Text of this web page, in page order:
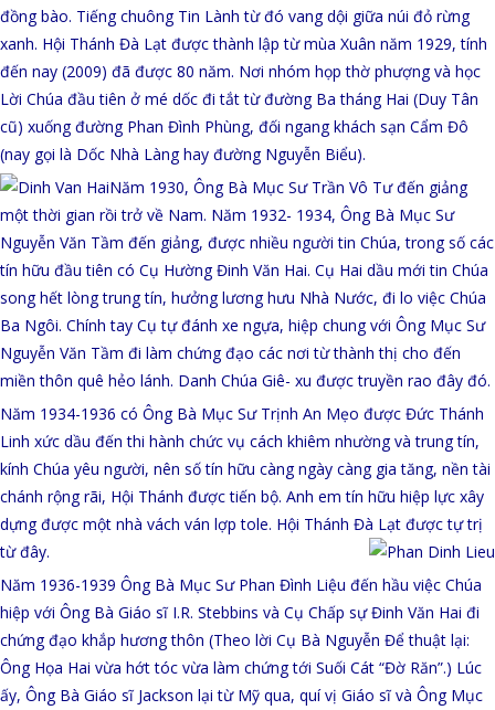
đồng bào. Tiếng chuông Tin Lành từ đó vang dội giữa núi đỏ rừng
xanh. Hội Thánh Đà Lạt được thành lập từ mùa Xuân năm 1929, tính
đến nay (2009) đã được 80 năm. Nơi nhóm họp thờ phượng và học
Lời Chúa đầu tiên ở mé dốc đi tắt từ đường Ba tháng Hai (Duy Tân
cũ) xuống đường Phan Đình Phùng, đối ngang khách sạn Cẩm Đô
(nay gọi là Dốc Nhà Làng hay đường Nguyễn Biểu).
Năm 1930, Ông Bà Mục Sư Trần Vô Tư đến giảng
một thời gian rồi trở về Nam. Năm 1932- 1934, Ông Bà Mục Sư
Nguyễn Văn Tầm đến giảng, được nhiều người tin Chúa, trong số các
tín hữu đầu tiên có Cụ Hường Đinh Văn Hai. Cụ Hai dầu mới tin Chúa
song hết lòng trung tín, hưởng lương hưu Nhà Nước, đi lo việc Chúa
Ba Ngôi. Chính tay Cụ tự đánh xe ngựa, hiệp chung với Ông Mục Sư
Nguyễn Văn Tầm đi làm chứng đạo các nơi từ thành thị cho đến
miền thôn quê hẻo lánh. Danh Chúa Giê- xu được truyền rao đây đó.
Năm 1934-1936 có Ông Bà Mục Sư Trịnh An Mẹo được Đức Thánh
Linh xức dầu đến thi hành chức vụ cách khiêm nhường và trung tín,
kính Chúa yêu người, nên số tín hữu càng ngày càng gia tăng, nền tài
chánh rộng rãi, Hội Thánh được tiến bộ. Anh em tín hữu hiệp lực xây
dựng được một nhà vách ván lợp tole. Hội Thánh Đà Lạt được tự trị
từ đây.
Năm 1936-1939 Ông Bà Mục Sư Phan Đình Liệu đến hầu việc Chúa
hiệp với Ông Bà Giáo sĩ I.R. Stebbins và Cụ Chấp sự Đinh Văn Hai đi
chứng đạo khắp hương thôn (Theo lời Cụ Bà Nguyễn Để thuật lại:
Ông Họa Hai vừa hớt tóc vừa làm chứng tới Suối Cát “Đờ Răn”.) Lúc
ấy, Ông Bà Giáo sĩ Jackson lại từ Mỹ qua, quí vị Giáo sĩ và Ông Mục